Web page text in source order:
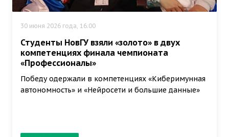
30 июня 2026 года, 16:00
Студенты НовГУ взяли «золото» в двух
компетенциях финала чемпионата
«Профессионалы»
Победу одержали в компетенциях «Киберимунная
автономность» и «Нейросети и большие данные»